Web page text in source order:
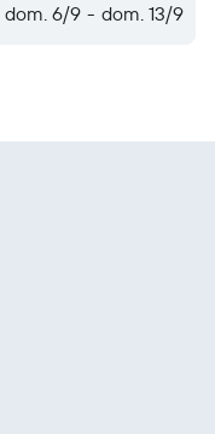
dom. 6/9 - dom. 13/9